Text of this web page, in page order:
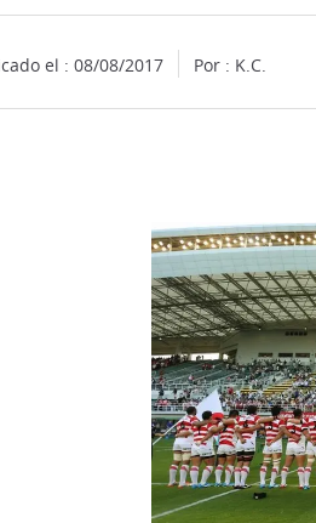
el : 08/08/2017 Por : K.C.